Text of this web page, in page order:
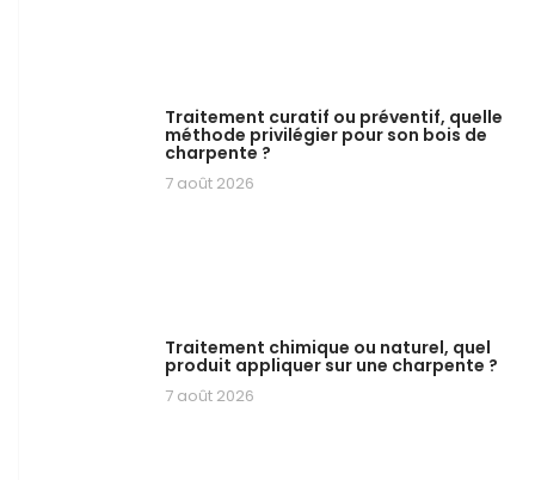
Traitement curatif ou préventif, quelle
méthode privilégier pour son bois de
charpente ?
7 août 2026
Traitement chimique ou naturel, quel
produit appliquer sur une charpente ?
7 août 2026